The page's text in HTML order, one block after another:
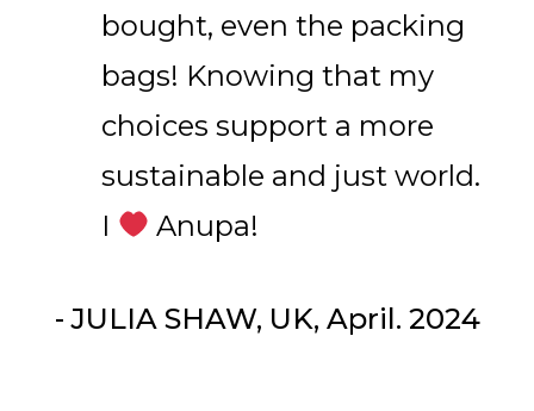
bought, even the packing
bags! Knowing that my
choices support a more
sustainable and just world.
I
Anupa!
- JULIA SHAW, UK, April. 2024